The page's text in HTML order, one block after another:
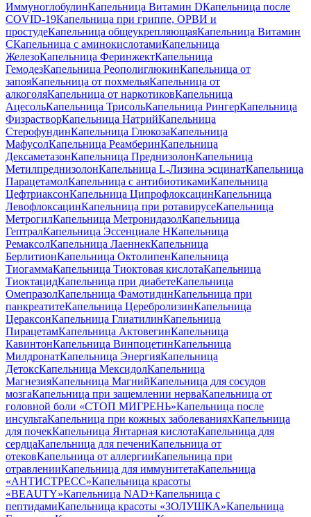
ИммуноглобулинКапельница Витамин DКапельница после
COVID-19Капельница при гриппе, ОРВИ и
простудеКапельница общеукрепляющаяКапельница Витамин
CКапельница с аминокислотамиКапельница
ЖелезоКапельница ФеринжектКапельница
ГемодезКапельница РеополиглюкинКапельница от
запояКапельница от похмельяКапельница от
алкоголяКапельница от наркотиковКапельница
АцесольКапельница ТрисольКапельница РингерКапельница
ФизрастворКапельница НатрийКапельница
СтерофундинКапельница ГлюкозаКапельница
МафусолКапельница РеамберинКапельница
ДексаметазонКапельница ПреднизолонКапельница
МетилпреднизолонКапельница L-Лизина эсцинатКапельница
ПарацетамолКапельница с антибиотикамиКапельница
ЦефтриаксонКапельница ЦипрофлоксацинКапельница
ЛевофлоксацинКапельница при ротавирусеКапельница
МетрогилКапельница МетронидазолКапельница
ГептралКапельница Эссенциале НКапельница
РемаксолКапельница ЛаеннекКапельница
БерлитионКапельница ОктолипенКапельница
ТиогаммаКапельница Тиоктовая кислотаКапельница
ТиоктацидКапельница при диабетеКапельница
ОмепразолКапельница ФамотидинКапельница при
панкреатитеКапельница ЦеребролизинКапельница
ЦераксонКапельница ГлиатилинКапельница
ПирацетамКапельница АктовегинКапельница
КавинтонКапельница ВинпоцетинКапельница
МилдронатКапельница ЭнергияКапельница
ДетоксКапельница МексидолКапельница
МагнезияКапельница МагнийКапельница для сосудов
мозгаКапельница при защемлении нерваКапельница от
головной боли «СТОП МИГРЕНЬ»Капельница после
инсультаКапельница при кожных заболеванияхКапельница
для почекКапельница Янтарная кислотаКапельница для
сердцаКапельница для печениКапельница от
отековКапельница от аллергииКапельница при
отравленииКапельница для иммунитетаКапельница
«АНТИСТРЕСС»Капельница красоты
«BEAUTY»Капельница NAD+Капельница с
пептидамиКапельница красоты «ЗОЛУШКА»Капельница